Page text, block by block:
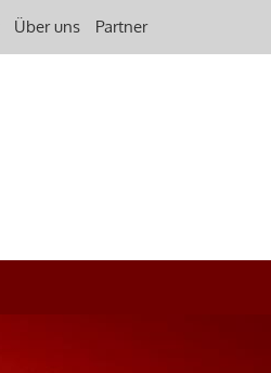
Über uns Partner